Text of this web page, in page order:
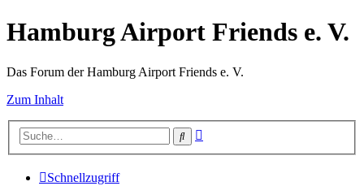
Hamburg Airport Friends e. V.
Das Forum der Hamburg Airport Friends e. V.
Zum Inhalt
Suche
Schnellzugriff